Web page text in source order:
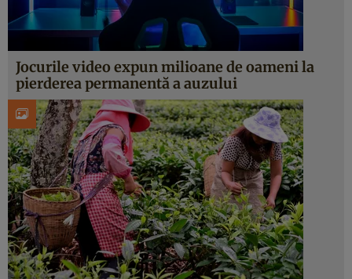
Jocurile video expun milioane de oameni la
pierderea permanentă a auzului